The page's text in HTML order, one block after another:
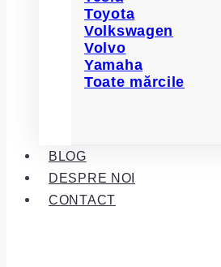
Toyota
Volkswagen
Volvo
Yamaha
Toate mărcile
BLOG
DESPRE NOI
CONTACT